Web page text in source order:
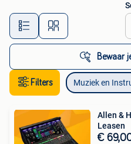
Alle
Bewaar
Filters Muziek en
Allen &
Leasen
€